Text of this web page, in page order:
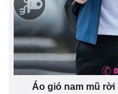
Áo gió nam mũ rời